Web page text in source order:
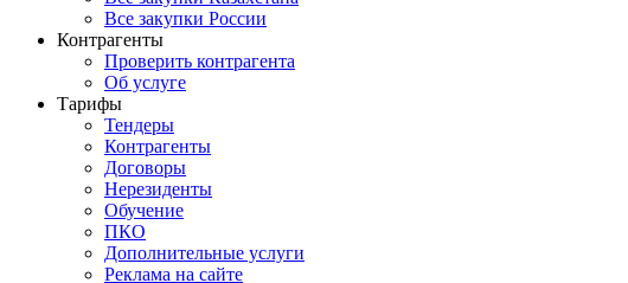
Все закупки России
Контрагенты
Проверить контрагента
Об услуге
Тарифы
Тендеры
Контрагенты
Договоры
Нерезиденты
Обучение
ПКО
Дополнительные услуги
Реклама на сайте